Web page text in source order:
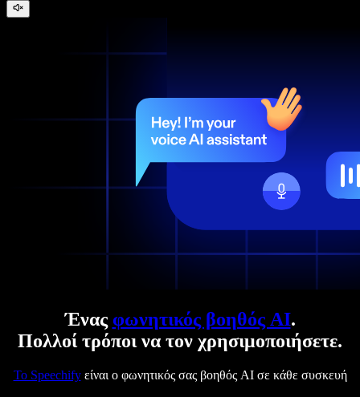
Ένας φωνητικός βοηθός AI.
Πολλοί τρόποι να τον χρησιμοποιήσετε.
Το Speechifyείναι ο φωνητικός σας βοηθός AI σε κάθε συσκευή